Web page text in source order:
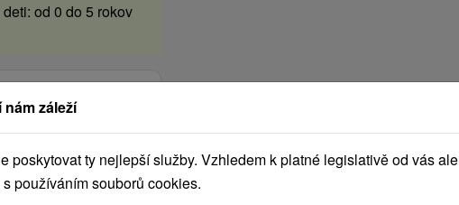
od 0 do 5 rokov
záleží
poskytovat ty nejlepší služby. Vzhledem k platné legislativě od vás ale
používáním souborů cookies.